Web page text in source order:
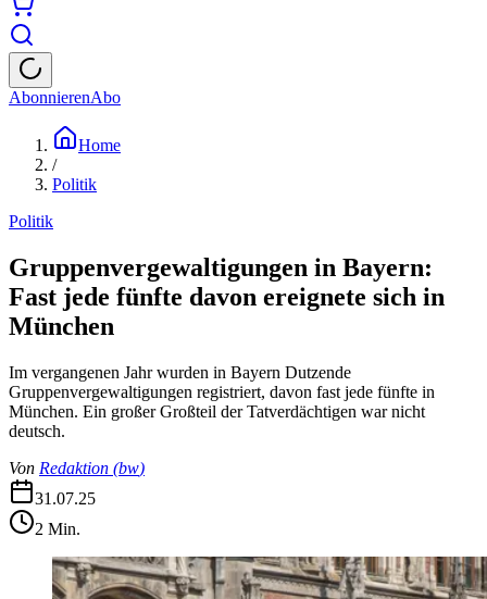
AbonnierenAbo
Home
/
Politik
Politik
Gruppenvergewaltigungen in Bayern:
Fast jede fünfte davon ereignete sich in
München
Im vergangenen Jahr wurden in Bayern Dutzende
Gruppenvergewaltigungen registriert, davon fast jede fünfte in
München. Ein großer Großteil der Tatverdächtigen war nicht
deutsch.
Von Redaktion (bw)
31.07.25
2 Min.